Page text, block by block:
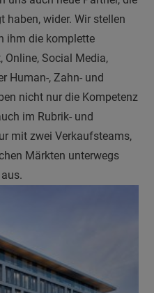
haben, wider. Wir stellen
ihm die komplette
Online, Social Media,
Human-, Zahn- und
nicht nur die Kompetenz
im Rubrik- und
mit zwei Verkaufsteams,
Märkten unterwegs